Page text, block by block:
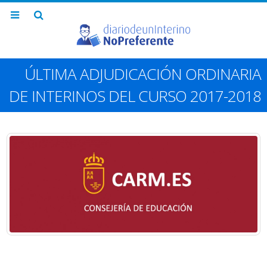
ÚLTIMA ADJUDICACIÓN ORDINARIA
DE INTERINOS DEL CURSO 2017-2018